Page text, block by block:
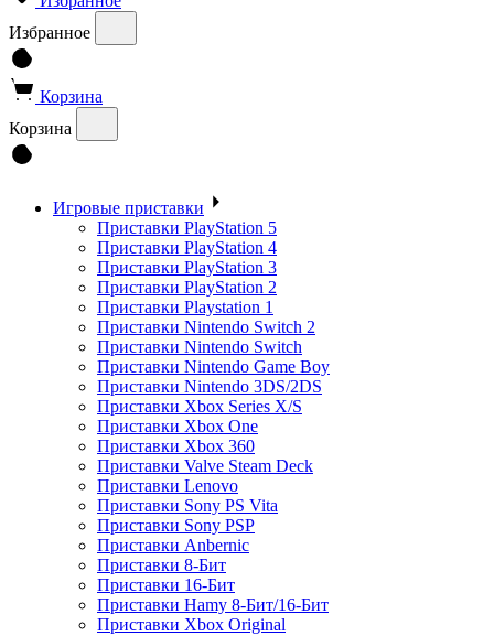
Избранное
Корзина
Корзина
Игровые приставки
Приставки PlayStation 5
Приставки PlayStation 4
Приставки PlayStation 3
Приставки PlayStation 2
Приставки Playstation 1
Приставки Nintendo Switch 2
Приставки Nintendo Switch
Приставки Nintendo Game Boy
Приставки Nintendo 3DS/2DS
Приставки Xbox Series X/S
Приставки Xbox One
Приставки Xbox 360
Приставки Valve Steam Deck
Приставки Lenovo
Приставки Sony PS Vita
Приставки Sony PSP
Приставки Anbernic
Приставки 8-Бит
Приставки 16-Бит
Приставки Hamy 8-Бит/16-Бит
Приставки Xbox Original